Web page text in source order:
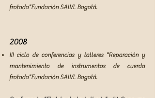
frotada"Fundación SALVI. Bogotá.
2008
III ciclo de conferencias y talleres "Reparación y
mantenimiento de instrumentos de cuerda
frotada"Fundación SALVI. Bogotá.